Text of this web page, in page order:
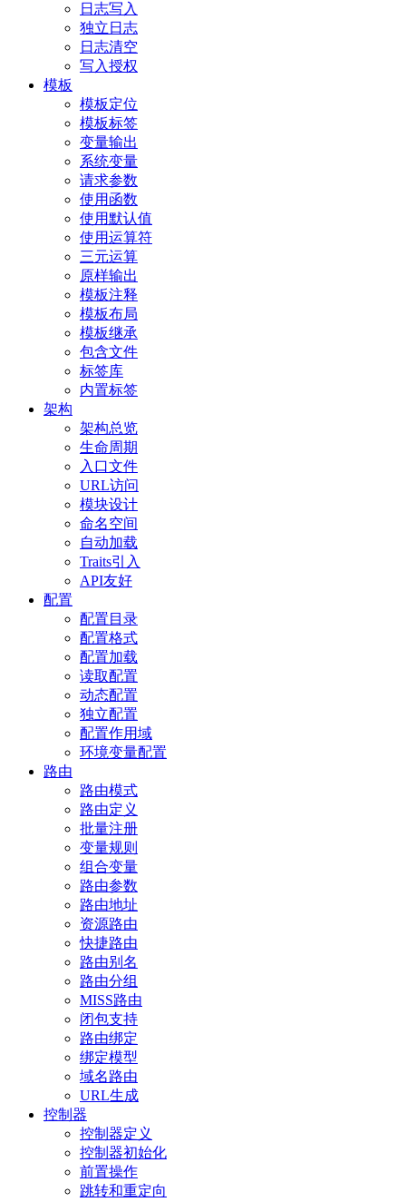
日志写入
独立日志
日志清空
写入授权
模板
模板定位
模板标签
变量输出
系统变量
请求参数
使用函数
使用默认值
使用运算符
三元运算
原样输出
模板注释
模板布局
模板继承
包含文件
标签库
内置标签
架构
架构总览
生命周期
入口文件
URL访问
模块设计
命名空间
自动加载
Traits引入
API友好
配置
配置目录
配置格式
配置加载
读取配置
动态配置
独立配置
配置作用域
环境变量配置
路由
路由模式
路由定义
批量注册
变量规则
组合变量
路由参数
路由地址
资源路由
快捷路由
路由别名
路由分组
MISS路由
闭包支持
路由绑定
绑定模型
域名路由
URL生成
控制器
控制器定义
控制器初始化
前置操作
跳转和重定向